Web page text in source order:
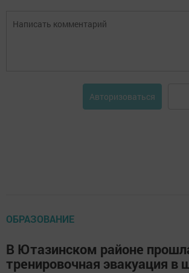
Авторизоваться
ОБРАЗОВАНИЕ
В Ютазинском районе
тренировочная эвакуация в